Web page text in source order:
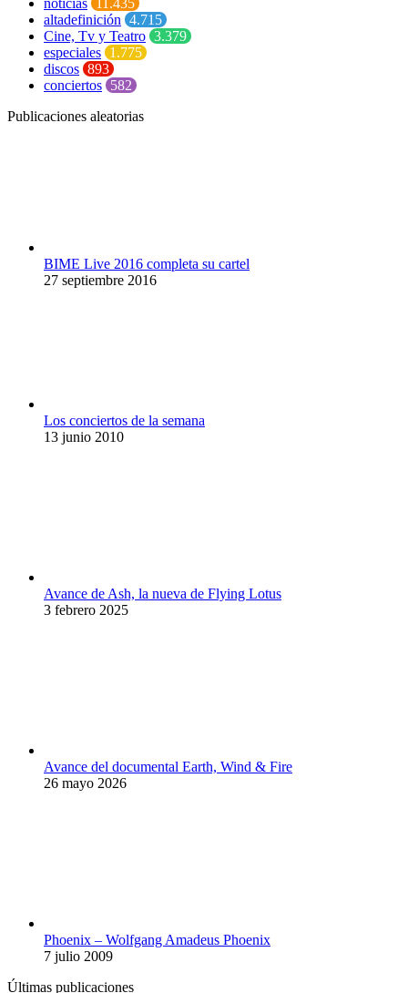
noticias 11.435
altadefinición 4.715
Cine, Tv y Teatro 3.379
especiales 1.775
discos 893
conciertos 582
Publicaciones aleatorias
BIME Live 2016 completa su cartel
27 septiembre 2016
Los conciertos de la semana
13 junio 2010
Avance de Ash, la nueva de Flying Lotus
3 febrero 2025
Avance del documental Earth, Wind & Fire
26 mayo 2026
Phoenix – Wolfgang Amadeus Phoenix
7 julio 2009
Últimas publicaciones